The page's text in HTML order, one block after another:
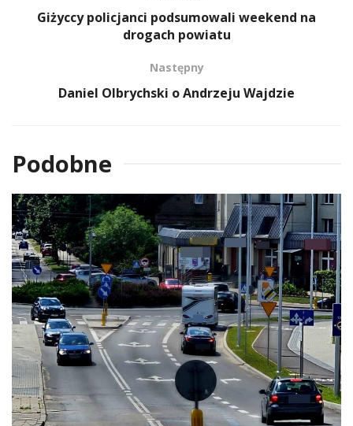
Giżyccy policjanci podsumowali weekend na
drogach powiatu
Następny
Daniel Olbrychski o Andrzeju Wajdzie
Podobne